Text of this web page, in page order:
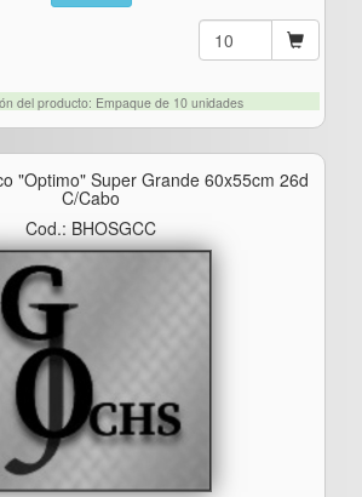
del producto: Empaque de 10 unidades
"optimo" Super Grande 60x55cm 26d
C/cabo
Cod.: BHOSGCC